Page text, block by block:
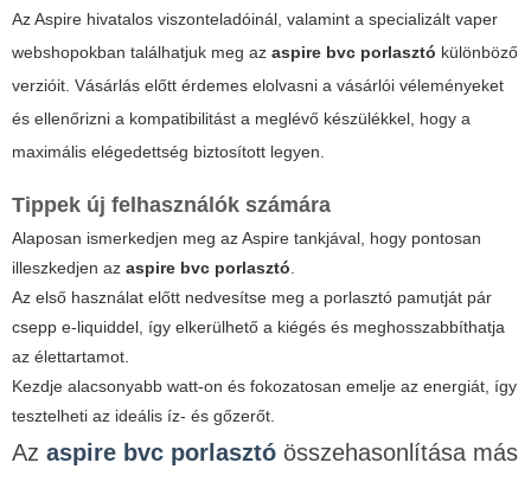
Az Aspire hivatalos viszonteladóinál, valamint a specializált vaper
webshopokban találhatjuk meg az aspire bvc porlasztó különböző
verzióit. Vásárlás előtt érdemes elolvasni a vásárlói véleményeket
és ellenőrizni a kompatibilitást a meglévő készülékkel, hogy a
maximális elégedettség biztosított legyen.
Tippek új felhasználók számára
Alaposan ismerkedjen meg az Aspire tankjával, hogy pontosan
illeszkedjen az aspire bvc porlasztó
Az első használat előtt nedvesítse meg a porlasztó pamutját pár
csepp e-liquiddel, így elkerülhető a kiégés és meghosszabbíthatja
az élettartamot.
Kezdje alacsonyabb watt-on és fokozatosan emelje az energiát, így
tesztelheti az ideális íz- és gőzerőt.
Az aspire bvc porlasztó összehasonlítása más